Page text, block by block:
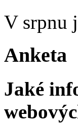
V srpnu
Anketa
Jaké